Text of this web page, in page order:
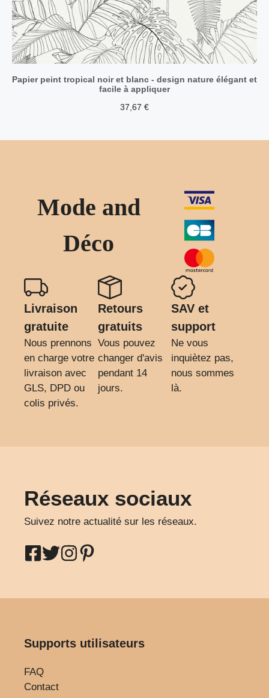
Papier peint tropical noir et blanc - design nature élégant et
facile à appliquer
37,67 €
Mode and
Déco
Livraison
gratuite
Nous prennons
en charge votre
livraison avec
GLS, DPD ou
colis privés.
Retours
gratuits
Vous pouvez
changer d'avis
pendant 14
jours.
SAV et
support
Ne vous
inquiètez pas,
nous sommes
là.
Réseaux sociaux
Suivez notre actualité sur les réseaux.
Supports utilisateurs
FAQ
Contact